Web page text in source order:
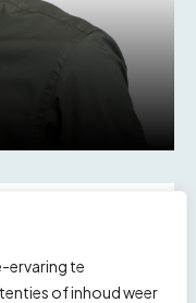
ervaring te
of inhoud weer